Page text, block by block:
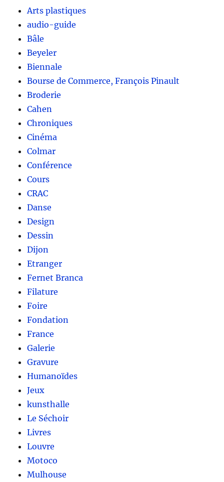
Arts plastiques
audio-guide
Bâle
Beyeler
Biennale
Bourse de Commerce, François Pinault
Broderie
Cahen
Chroniques
Cinéma
Colmar
Conférence
Cours
CRAC
Danse
Design
Dessin
Dijon
Etranger
Fernet Branca
Filature
Foire
Fondation
France
Galerie
Gravure
Humanoïdes
Jeux
kunsthalle
Le Séchoir
Livres
Louvre
Motoco
Mulhouse